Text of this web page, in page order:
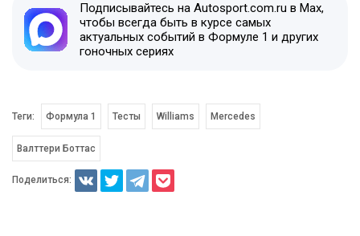
Подписывайтесь на Autosport.com.ru в Max,
чтобы всегда быть в курсе самых
актуальных событий в Формуле 1 и других
гоночных сериях
Теги: Формула 1 Тесты Williams Mercedes
Валттери Боттас
Поделиться: